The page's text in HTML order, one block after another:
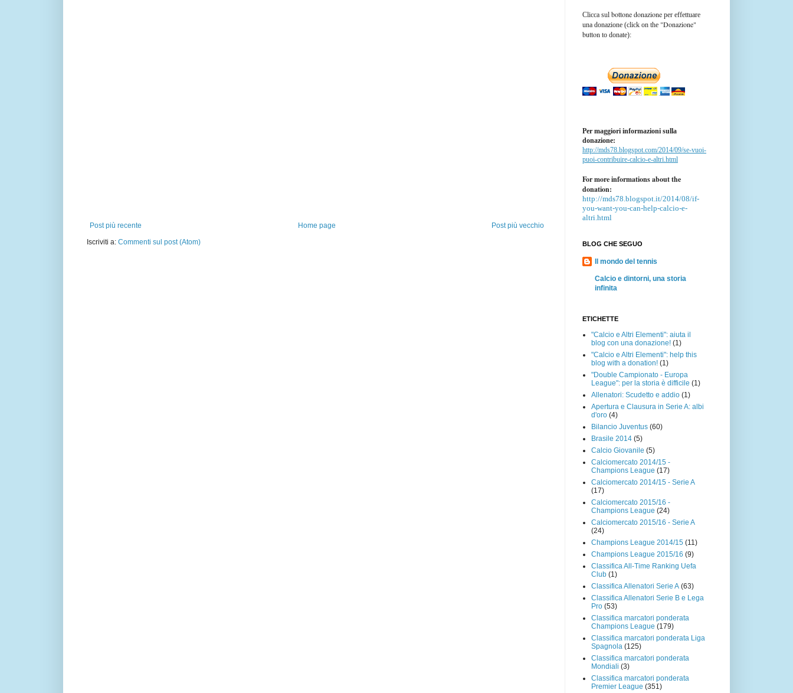
Post più recente Post più vecchio
Home page
Iscriviti a: Commenti sul post (Atom)
Clicca sul bottone donazione per effettuare
una donazione (click on the "Donazione"
button to donate):
Per maggiori informazioni sulla
donazione:
http://mds78.blogspot.com/2014/09/se-vuoi-
puoi-contribuire-calcio-e-altri.html
For more informations about the
donation:
http://mds78.blogspot.it/2014/08/if-
you-want-you-can-help-calcio-e-
altri.html
BLOG CHE SEGUO
Il mondo del tennis
Calcio e dintorni, una storia
infinita
ETICHETTE
"Calcio e Altri Elementi": aiuta il
blog con una donazione! (1)
"Calcio e Altri Elementi": help this
blog with a donation! (1)
"Double Campionato - Europa
League": per la storia è difficile (1)
Allenatori: Scudetto e addio (1)
Apertura e Clausura in Serie A: albi
d'oro (4)
Bilancio Juventus (60)
Brasile 2014 (5)
Calcio Giovanile (5)
Calciomercato 2014/15 -
Champions League (17)
Calciomercato 2014/15 - Serie A
(17)
Calciomercato 2015/16 -
Champions League (24)
Calciomercato 2015/16 - Serie A
(24)
Champions League 2014/15 (11)
Champions League 2015/16 (9)
Classifica All-Time Ranking Uefa
Club (1)
Classifica Allenatori Serie A (63)
Classifica Allenatori Serie B e Lega
Pro (53)
Classifica marcatori ponderata
Champions League (179)
Classifica marcatori ponderata Liga
Spagnola (125)
Classifica marcatori ponderata
Mondiali (3)
Classifica marcatori ponderata
Premier League (351)